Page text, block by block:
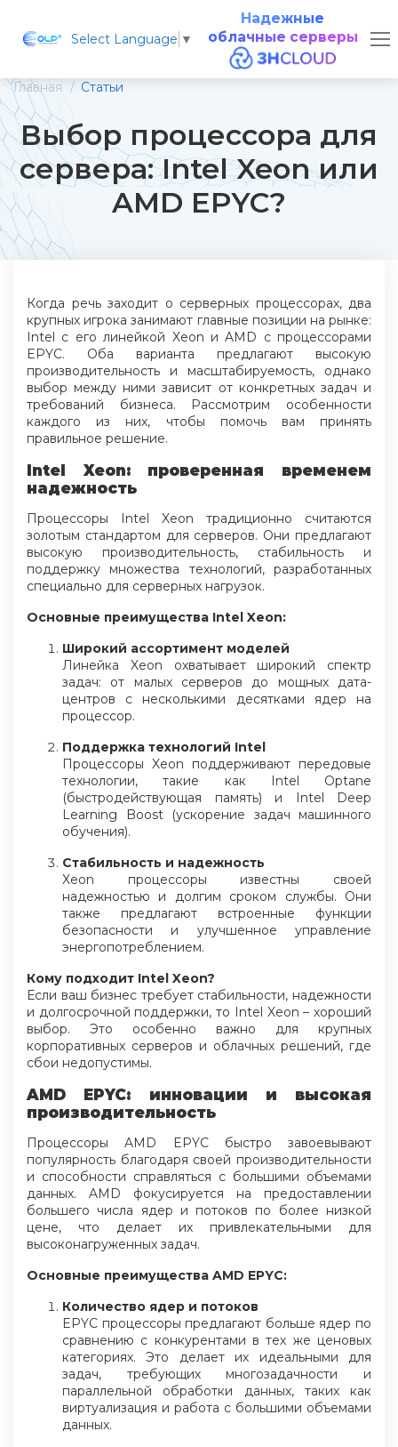
Select Language ▼
Надежные
облачные серверы
Главная Статьи
Выбор процессора для
сервера: Intel Xeon или
AMD EPYC?
Когда речь заходит о серверных процессорах, два
крупных игрока занимают главные позиции на рынке:
Intel с его линейкой Xeon и AMD с процессорами
EPYC. Оба варианта предлагают высокую
производительность и масштабируемость, однако
выбор между ними зависит от конкретных задач и
требований бизнеса. Рассмотрим особенности
каждого из них, чтобы помочь вам принять
правильное решение.
Intel Xeon: проверенная временем
надежность
Процессоры Intel Xeon традиционно считаются
золотым стандартом для серверов. Они предлагают
высокую производительность, стабильность и
поддержку множества технологий, разработанных
специально для серверных нагрузок.
Основные преимущества Intel Xeon:
Широкий ассортимент моделей
Линейка Xeon охватывает широкий спектр
задач: от малых серверов до мощных дата-
центров с несколькими десятками ядер на
процессор.
Поддержка технологий Intel
Процессоры Xeon поддерживают передовые
технологии, такие как Intel Optane
(быстродействующая память) и Intel Deep
Learning Boost (ускорение задач машинного
обучения).
Стабильность и надежность
Xeon процессоры известны своей
надежностью и долгим сроком службы. Они
также предлагают встроенные функции
безопасности и улучшенное управление
энергопотреблением.
Кому подходит Intel Xeon?
Если ваш бизнес требует стабильности, надежности
и долгосрочной поддержки, то Intel Xeon – хороший
выбор. Это особенно важно для крупных
корпоративных серверов и облачных решений, где
сбои недопустимы.
AMD EPYC: инновации и высокая
производительность
Процессоры AMD EPYC быстро завоевывают
популярность благодаря своей производительности
и способности справляться с большими объемами
данных. AMD фокусируется на предоставлении
большего числа ядер и потоков по более низкой
цене, что делает их привлекательными для
высоконагруженных задач.
Основные преимущества AMD EPYC:
Количество ядер и потоков
EPYC процессоры предлагают больше ядер по
сравнению с конкурентами в тех же ценовых
категориях. Это делает их идеальными для
задач, требующих многозадачности и
параллельной обработки данных, таких как
виртуализация и работа с большими объемами
данных.